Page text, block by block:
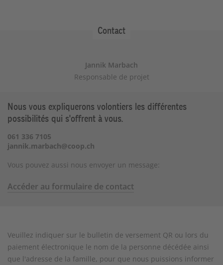
Contact
Jannik Marbach
Responsable de projet
Nous vous expliquerons volontiers les différentes
possibilités qui s'offrent à vous.
061 336 7105
jannik.marbach@coop.ch
Vous pouvez aussi nous envoyer un message:
Accéder au formulaire de contact
Veuillez indiquer sur le bulletin de versement QR ou lors du
paiement électronique le nom de la personne décédée ainsi
que l'adresse de la famille, pour que nous puissions informer